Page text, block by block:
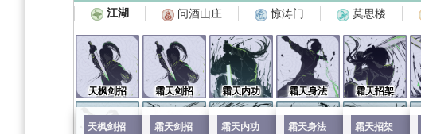
江湖 问酒山庄 惊涛门 莫思楼
天枫剑招
天枫剑招
霜天剑招
霜天剑招
霜天内功
霜天内功
霜天身法
霜天身法
霜天招架
霜天招架